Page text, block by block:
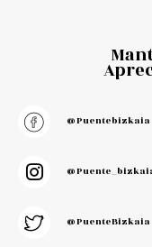
@puentebizkaia
@PuenteBizkaia